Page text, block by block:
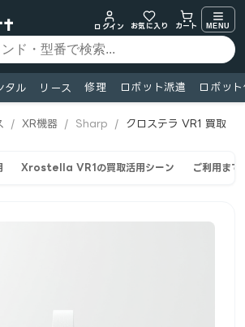
ログイン
お気に入り カート MENU
タル リース 修理 ロボット派遣 ロボッ
/ XR機器 / Sharp / クロステラ VR1 買取
Xrostella VR1の買取活用シーン ご利用まで